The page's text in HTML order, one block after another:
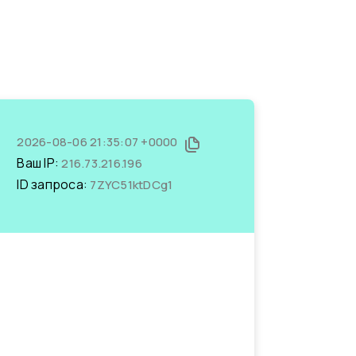
2026-08-06 21:35:07 +0000
Ваш IP:216.73.216.196
ID запроса: 7ZYC51ktDCg1